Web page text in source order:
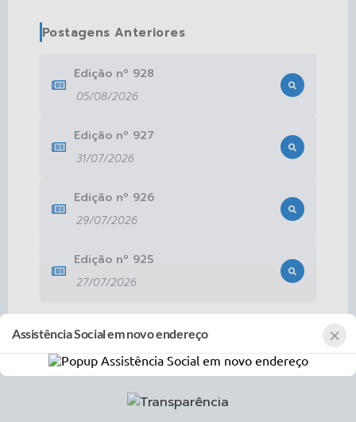
Postagens Anteriores
Edição nº 928
05/08/2026
Edição nº 927
31/07/2026
Edição nº 926
29/07/2026
Edição nº 925
27/07/2026
×
Assistência Social em novo endereço